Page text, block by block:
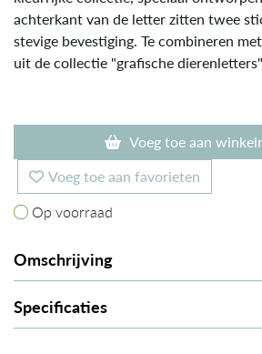
achterkant van de letter zitten twee
stevige bevestiging. Te combineren
uit de collectie "grafische
Voeg toe aan
Voeg toe aan favorieten
Op voorraad
Op voorraad
Omschrijving
Specificaties